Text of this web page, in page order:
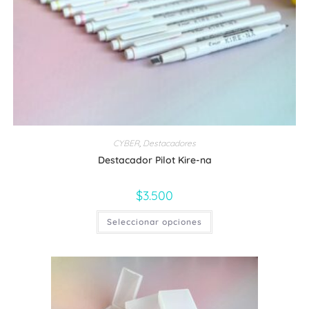
producto
CYBER, Destacadores
Destacador Pilot Kire-na
$3.500
Seleccionar opciones
Este
tiene